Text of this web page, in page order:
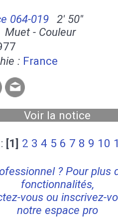
064-019
2' 50''
- Couleur
: France
Voir la notice
[1] 2 3 4 5 6 7 8 9 10
? Pour plus
fonctionnalités,
vous ou inscrivez-
notre espace pro